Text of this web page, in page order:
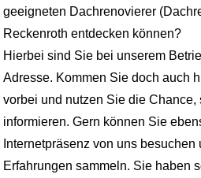
geeigneten Dachrenovierer
Reckenroth entdecken können?
Hierbei sind Sie bei unserem
Adresse. Kommen Sie doch auch
vorbei und nutzen Sie die
informieren. Gern können Sie
Internetpräsenz von uns besuchen
Erfahrungen sammeln. Sie haben